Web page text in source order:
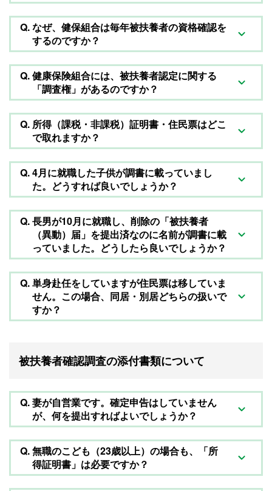
Q.なぜ、健保組合は毎年被扶養者の資格確認を
するのですか？
Q.健康保険組合には、被扶養者認定に関する
「調査権」があるのですか？
Q. 所得（課税・非課税）証明書・住民票はどこ
で取れますか？
Q.4月に就職した子供が調書に載っていまし
た。どうすれば良いでしょうか？
Q.長男が10月に就職し、削除の「被扶養者
（異動）届」を提出済なのに名前が調書に載
っていました。どうしたら良いでしょうか？
Q.単身赴任をしていますが住民票は移していま
せん。この場合、同居・別居どちらの扱いで
すか？
被扶養者確認調査の添付書類について
Q.妻が自営業です。確定申告はしていません
が、何を提出すればよいでしょうか？
Q.無職のこども（23歳以上）の場合も、「所
得証明書」は必要ですか？